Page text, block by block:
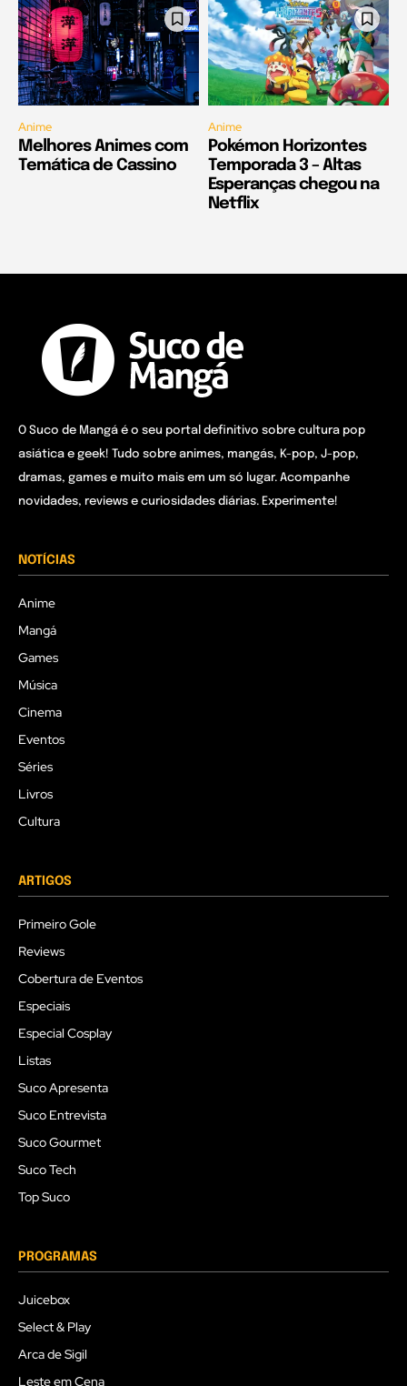
Anime
Melhores Animes com
Temática de Cassino
Anime
Pokémon Horizontes
Temporada 3 – Altas
Esperanças chegou na
Netflix
O Suco de Mangá é o seu portal definitivo sobre cultura pop
asiática e geek! Tudo sobre animes, mangás, K-pop, J-pop,
dramas, games e muito mais em um só lugar. Acompanhe
novidades, reviews e curiosidades diárias. Experimente!
NOTÍCIAS
Anime
Mangá
Games
Música
Cinema
Eventos
Séries
Livros
Cultura
ARTIGOS
Primeiro Gole
Reviews
Cobertura de Eventos
Especiais
Especial Cosplay
Listas
Suco Apresenta
Suco Entrevista
Suco Gourmet
Suco Tech
Top Suco
PROGRAMAS
Juicebox
Select & Play
Arca de Sigil
Leste em Cena